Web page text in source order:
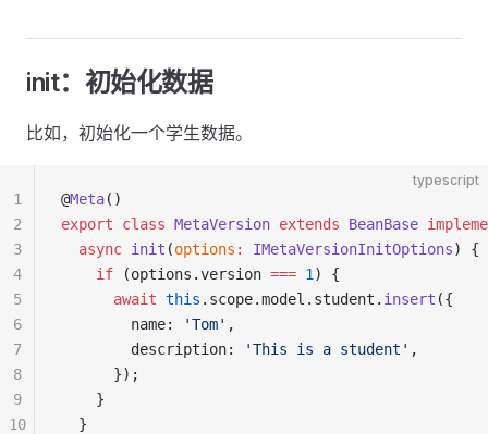
init：初始化数据
比如，初始化一个学生数据。
typescript
@Meta()
export class MetaVersion extends BeanBase
  async
init (options : IMetaVersionInitOptions) {
    if
(options.version === 1 ) {
      await
this .scope.model.student. insert ({
        name:
'Tom' ,
        description:
'This is a student' ,
      });
    }
  }
1
2
3
4
5
6
7
8
9
10